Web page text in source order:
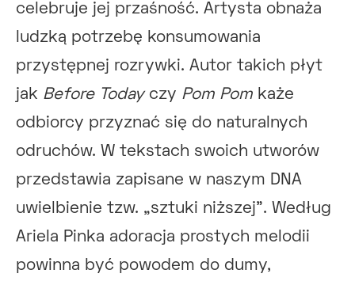
celebruje jej przaśność. Artysta obnaża
ludzką potrzebę konsumowania
przystępnej rozrywki. Autor takich płyt
jak Before Todayczy Pom Pom każe
odbiorcy przyznać się do naturalnych
odruchów. W tekstach swoich utworów
przedstawia zapisane w naszym DNA
uwielbienie tzw. „sztuki niższej”. Według
Ariela Pinka adoracja prostych melodii
powinna być powodem do dumy,